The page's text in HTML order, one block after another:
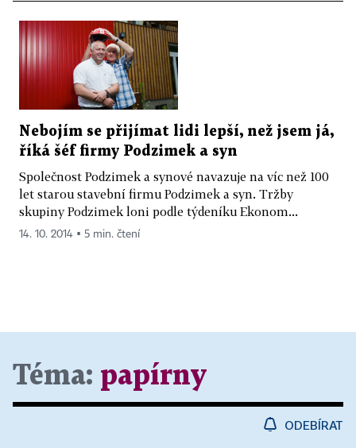
Nebojím se přijímat lidi lepší, než jsem já,
říká šéf firmy Podzimek a syn
Společnost Podzimek a synové navazuje na víc než 100
let starou stavební firmu Podzimek a syn. Tržby
skupiny Podzimek loni podle týdeníku Ekonom...
14. 10. 2014 ▪ 5 min. čtení
Téma: papírny
ODEBÍRAT